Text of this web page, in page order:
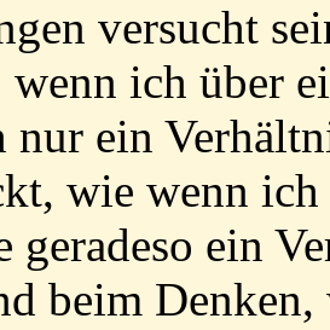
versucht
ich über
nur ein
wie wenn
geradeso ein
beim